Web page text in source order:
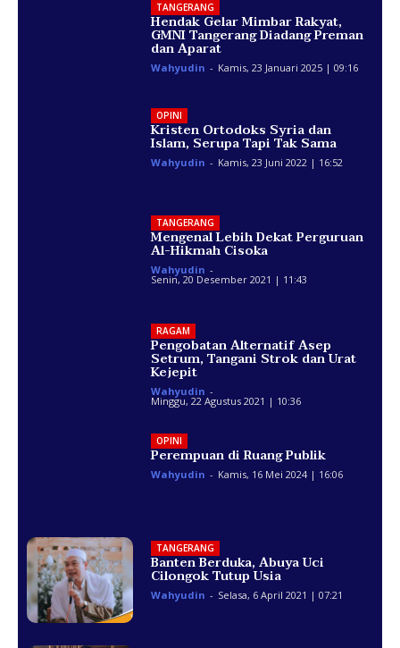
TANGERANG
Hendak Gelar Mimbar Rakyat,
GMNI Tangerang Diadang Preman
dan Aparat
Wahyudin - Kamis, 23 Januari 2025 | 09:16
OPINI
Kristen Ortodoks Syria dan
Islam, Serupa Tapi Tak Sama
Wahyudin - Kamis, 23 Juni 2022 | 16:52
TANGERANG
Mengenal Lebih Dekat Perguruan
Al-Hikmah Cisoka
Wahyudin -
Senin, 20 Desember 2021 | 11:43
RAGAM
Pengobatan Alternatif Asep
Setrum, Tangani Strok dan Urat
Kejepit
Wahyudin -
Minggu, 22 Agustus 2021 | 10:36
OPINI
Perempuan di Ruang Publik
Wahyudin - Kamis, 16 Mei 2024 | 16:06
TANGERANG
Banten Berduka, Abuya Uci
Cilongok Tutup Usia
Wahyudin - Selasa, 6 April 2021 | 07:21